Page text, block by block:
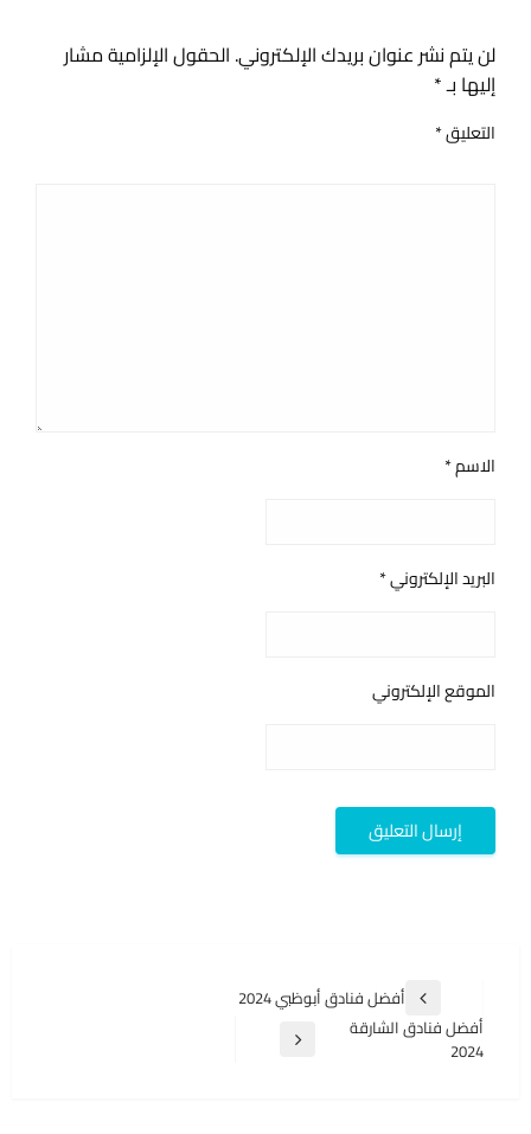
لن يتم نشر عنوان بريدك الإلكتروني. الحقول الإلزامية مشار
إليها بـ*
التعليق*
الاسم*
البريد الإلكتروني*
الموقع الإلكتروني
المقالات
المقالة
السابقة
أفضل فنادق أبوظبي 2024
المقالة
أفضل فنادق الشارقة
2024